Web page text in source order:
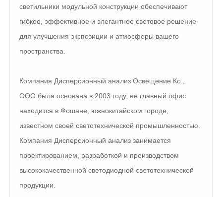
светильники модульной конструкции обеспечивают
гибкое, эффективное и элегантное световое решение
для улучшения экспозиции и атмосферы вашего
пространства.
Компания Дисперсионный анализ Освещение Ко.,
ООО была основана в 2003 году, ее главный офис
находится в Фошане, южнокитайском городе,
известном своей светотехнической промышленностью.
Компания Дисперсионный анализ занимается
проектированием, разработкой и производством
высококачественной светодиодной светотехнической
продукции.